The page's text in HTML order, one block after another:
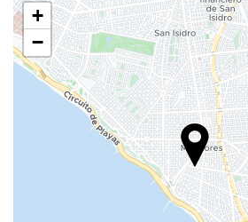
Tyrkisk bad
Sauna
Fitness
Receptionen
Døgnåben reception
Bagageopbevaring
+
−